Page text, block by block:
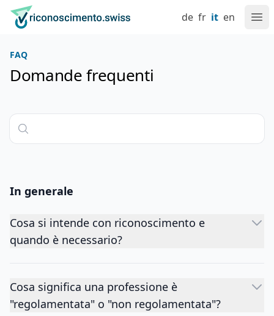
Navigate su riconoscimento.swiss
Vai al contenuto
Impostazione lingua
Navigazione principale
Alla homepage de fr it en
FAQ
Domande frequenti
In generale
Cosa si intende con riconoscimento e
quando è necessario?
Cosa significa una professione è
"regolamentata" o "non regolamentata"?